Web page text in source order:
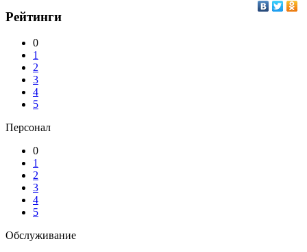
Рейтинги
0
1
2
3
4
5
Персонал
0
1
2
3
4
5
Обслуживание